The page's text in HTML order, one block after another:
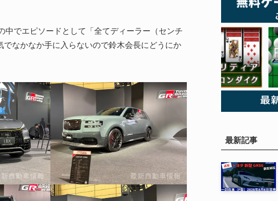
でエピソードとして「全てディーラー（センチ
でなかなか手に入らないので鈴木会長にどうにか
最新記事